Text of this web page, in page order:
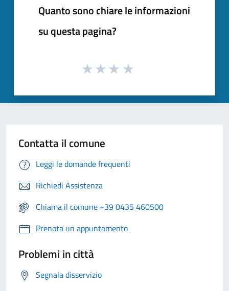
Quanto sono chiare le informazioni
su questa pagina?
Contatta il comune
Leggi le domande frequenti
Richiedi Assistenza
Chiama il comune +39 0435 460500
Prenota un appuntamento
Problemi in città
Segnala disservizio